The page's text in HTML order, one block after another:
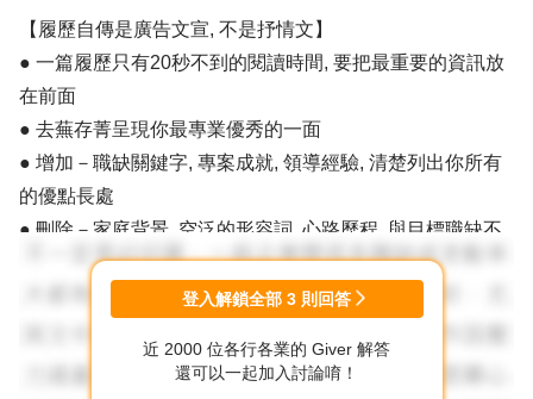
【履歷自傳是廣告文宣, 不是抒情文】
● 一篇履歷只有20秒不到的閱讀時間, 要把最重要的資訊放
在前面
● 去蕪存菁呈現你最專業優秀的一面
● 增加－職缺關鍵字, 專案成就, 領導經驗, 清楚列出你所有
的優點長處
● 刪除－家庭背景, 空泛的形容詞, 心路歷程, 與目標職缺不
相關的所有資訊
對公司主管來說, 最棒的貢獻有幾種, 假設有工作經驗, 所有
的舉例/專案/實證的具體成就, 都盡量圍繞著這幾個主題
登入解鎖全部 3 則回答
近 2000 位各行各業的 Giver 解答
還可以一起加入討論唷！